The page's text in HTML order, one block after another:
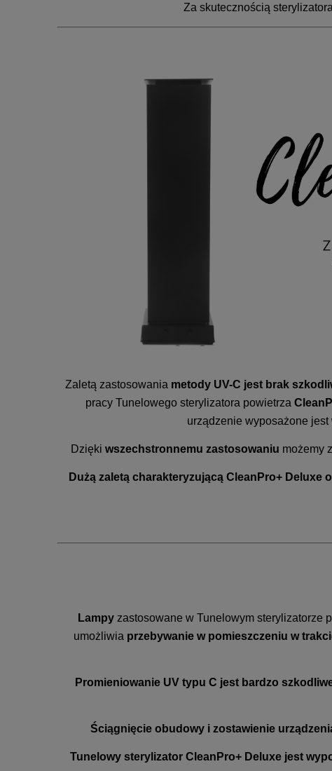
Za skutecznością sterylizatora
Zaletą zastosowania metody UV-C jest brak
pracy Tunelowego sterylizatora powietrza
urządzenie wyposażone jest
Dzięki wszechstronnemu zastosowaniu możemy
Dużą zaletą charakteryzującą CleanPro+ Deluxe
Lampy zastosowane w Tunelowym sterylizatorze
umożliwia przebywanie w pomieszczeniu w
Promieniowanie UV typu C jest bardzo
Ściągnięcie obudowy i zostawienie
Tunelowy sterylizator CleanPro+ Deluxe jest